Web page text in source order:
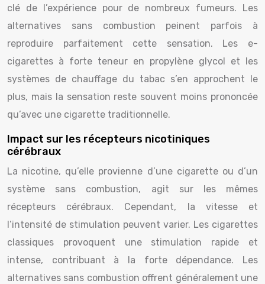
clé de l’expérience pour de nombreux fumeurs. Les
alternatives sans combustion peinent parfois à
reproduire parfaitement cette sensation. Les e-
cigarettes à forte teneur en propylène glycol et les
systèmes de chauffage du tabac s’en approchent le
plus, mais la sensation reste souvent moins prononcée
qu’avec une cigarette traditionnelle.
Impact sur les récepteurs nicotiniques
cérébraux
La nicotine, qu’elle provienne d’une cigarette ou d’un
système sans combustion, agit sur les mêmes
récepteurs cérébraux. Cependant, la vitesse et
l’intensité de stimulation peuvent varier. Les cigarettes
classiques provoquent une stimulation rapide et
intense, contribuant à la forte dépendance. Les
alternatives sans combustion offrent généralement une